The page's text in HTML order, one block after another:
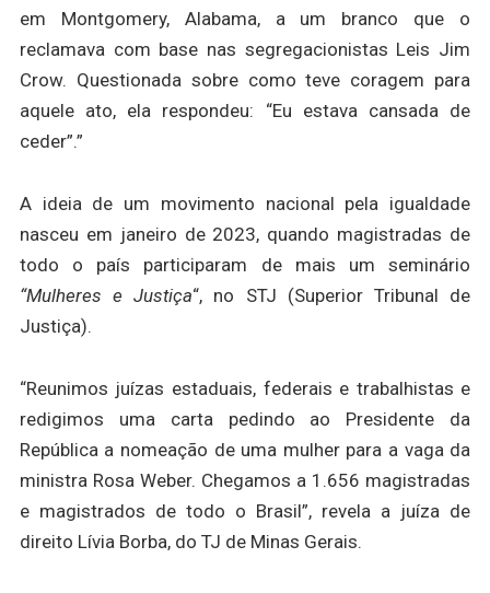
em Montgomery, Alabama, a um branco que o
reclamava com base nas segregacionistas Leis Jim
Crow. Questionada sobre como teve coragem para
aquele ato, ela respondeu: “Eu estava cansada de
ceder”.”
A ideia de um movimento nacional pela igualdade
nasceu em janeiro de 2023, quando magistradas de
todo o país participaram de mais um seminário
“Mulheres e Justiça“, no STJ (Superior Tribunal de
Justiça).
“Reunimos juízas estaduais, federais e trabalhistas e
redigimos uma carta pedindo ao Presidente da
República a nomeação de uma mulher para a vaga da
ministra Rosa Weber. Chegamos a 1.656 magistradas
e magistrados de todo o Brasil”, revela a juíza de
direito Lívia Borba, do TJ de Minas Gerais.